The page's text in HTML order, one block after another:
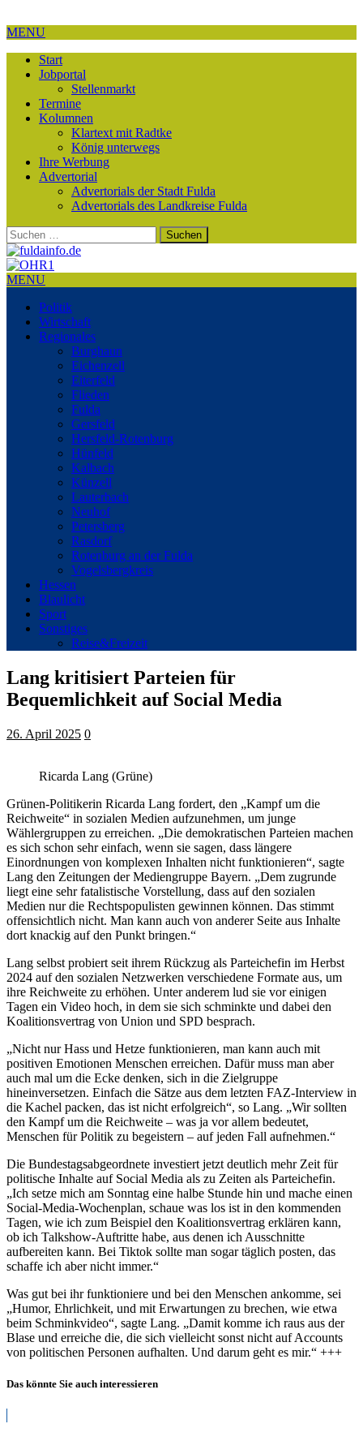
MENU
Start
Jobportal
Stellenmarkt
Termine
Kolumnen
Klartext mit Radtke
König unterwegs
Ihre Werbung
Advertorial
Advertorials der Stadt Fulda
Advertorials des Landkreise Fulda
Suchen
nach:
MENU
Politik
Wirtschaft
Regionales
Burghaun
Eichenzell
Eiterfeld
Flieden
Fulda
Gersfeld
Hersfeld-Rotenburg
Hünfeld
Kalbach
Künzell
Lauterbach
Neuhof
Petersberg
Rasdorf
Rotenburg an der Fulda
Vogelsbergkreis
Hessen
Blaulicht
Sport
Sonstiges
Reise&Freizeit
Lang kritisiert Parteien für
Bequemlichkeit auf Social Media
26. April 2025 0
Ricarda Lang (Grüne)
Grünen-Politikerin Ricarda Lang fordert, den „Kampf um die
Reichweite“ in sozialen Medien aufzunehmen, um junge
Wählergruppen zu erreichen. „Die demokratischen Parteien machen
es sich schon sehr einfach, wenn sie sagen, dass längere
Einordnungen von komplexen Inhalten nicht funktionieren“, sagte
Lang den Zeitungen der Mediengruppe Bayern. „Dem zugrunde
liegt eine sehr fatalistische Vorstellung, dass auf den sozialen
Medien nur die Rechtspopulisten gewinnen können. Das stimmt
offensichtlich nicht. Man kann auch von anderer Seite aus Inhalte
dort knackig auf den Punkt bringen.“
Lang selbst probiert seit ihrem Rückzug als Parteichefin im Herbst
2024 auf den sozialen Netzwerken verschiedene Formate aus, um
ihre Reichweite zu erhöhen. Unter anderem lud sie vor einigen
Tagen ein Video hoch, in dem sie sich schminkte und dabei den
Koalitionsvertrag von Union und SPD besprach.
„Nicht nur Hass und Hetze funktionieren, man kann auch mit
positiven Emotionen Menschen erreichen. Dafür muss man aber
auch mal um die Ecke denken, sich in die Zielgruppe
hineinversetzen. Einfach die Sätze aus dem letzten FAZ-Interview in
die Kachel packen, das ist nicht erfolgreich“, so Lang. „Wir sollten
den Kampf um die Reichweite – was ja vor allem bedeutet,
Menschen für Politik zu begeistern – auf jeden Fall aufnehmen.“
Die Bundestagsabgeordnete investiert jetzt deutlich mehr Zeit für
politische Inhalte auf Social Media als zu Zeiten als Parteichefin.
„Ich setze mich am Sonntag eine halbe Stunde hin und mache einen
Social-Media-Wochenplan, schaue was los ist in den kommenden
Tagen, wie ich zum Beispiel den Koalitionsvertrag erklären kann,
ob ich Talkshow-Auftritte habe, aus denen ich Ausschnitte
aufbereiten kann. Bei Tiktok sollte man sogar täglich posten, das
schaffe ich aber nicht immer.“
Was gut bei ihr funktioniere und bei den Menschen ankomme, sei
„Humor, Ehrlichkeit, und mit Erwartungen zu brechen, wie etwa
beim Schminkvideo“, sagte Lang. „Damit komme ich raus aus der
Blase und erreiche die, die sich vielleicht sonst nicht auf Accounts
von politischen Personen aufhalten. Und darum geht es mir.“ +++
Das könnte Sie auch interessieren